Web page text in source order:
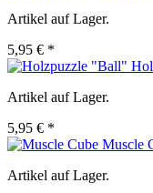
Artikel auf Lager.
5,95 € *
Artikel auf Lager.
5,95 € *
Muscle
Artikel auf Lager.